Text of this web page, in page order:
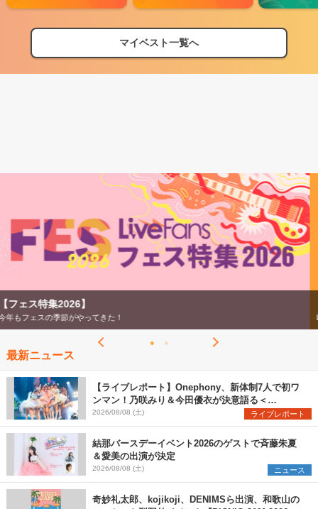
マイベスト一覧へ
【ライブ動員ランキング 2026年上半期】
LiveFans調べのオリジナルランキング！
最新ニュース
【ライブレポート】Onephony、新体制7人で初ワ
ンマン！乃咲みり＆今田優衣が決意語る＜
Onephony新体制1st Oneman Live はじまりの夏
＞
2026/08/08 (土) ライブレポート
結那バースデーイベント2026のゲストで斉藤朱夏
＆愛美の出演が決定
2026/08/08 (土) ニュース
奇妙礼太郎、kojikoji、DENIMSら出演、和歌山の